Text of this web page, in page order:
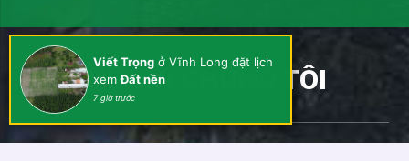
LIÊN HỆ VỚI CHÚNG TÔI
Viết Trọng ở Vĩnh Long đặt lịch
xemĐất nền
7 giờ trước